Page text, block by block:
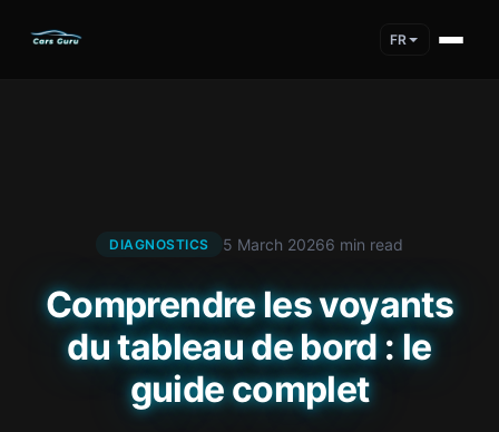
FR
DIAGNOSTICS 5 March 20266 min read
Comprendre les voyants
du tableau de bord : le
guide complet